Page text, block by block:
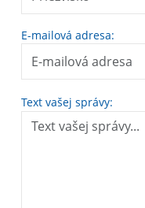
E-mailová adresa:
Text vašej správy: